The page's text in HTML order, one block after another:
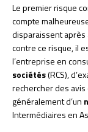
Le premier risque
compte
disparaissent après
contre ce risque, il
l’entreprise en
sociétés(RCS),
rechercher des
généralement d’un
Intermédiaires en